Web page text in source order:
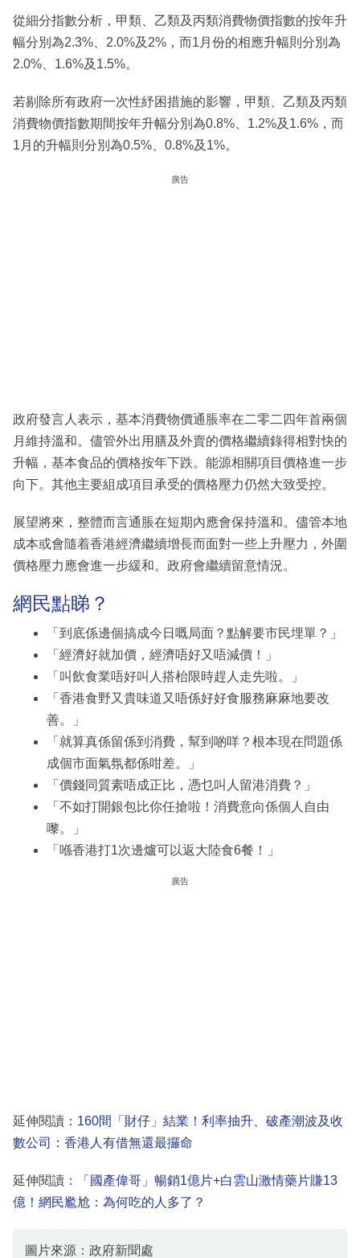
從細分指數分析，甲類、乙類及丙類消費物價指數的按年升
幅分別為2.3%、2.0%及2%，而1月份的相應升幅則分別為
2.0%、1.6%及1.5%。
若剔除所有政府一次性紓困措施的影響，甲類、乙類及丙類
消費物價指數期間按年升幅分別為0.8%、1.2%及1.6%，而
1月的升幅則分別為0.5%、0.8%及1%。
廣告
政府發言人表示，基本消費物價通脹率在二零二四年首兩個
月維持溫和。儘管外出用膳及外賣的價格繼續錄得相對快的
升幅，基本食品的價格按年下跌。能源相關項目價格進一步
向下。其他主要組成項目承受的價格壓力仍然大致受控。
展望將來，整體而言通脹在短期內應會保持溫和。儘管本地
成本或會隨着香港經濟繼續增長而面對一些上升壓力，外圍
價格壓力應會進一步緩和。政府會繼續留意情況。
網民點睇？
「到底係邊個搞成今日嘅局面？點解要市民埋單？」
「經濟好就加價，經濟唔好又唔減價！」
「叫飲食業唔好叫人搭枱限時趕人走先啦。」
「香港食野又貴味道又唔係好好食服務麻麻地要改
善。」
「就算真係留係到消費，幫到啲咩？根本現在問題係
成個市面氣氛都係咁差。」
「價錢同質素唔成正比，憑乜叫人留港消費？」
「不如打開銀包比你任搶啦！消費意向係個人自由
嚟。」
「喺香港打1次邊爐可以返大陸食6餐！」
廣告
延伸閱讀： 160間「財仔」結業！利率抽升、破產潮波及收
數公司：香港人有借無還最攞命
延伸閱讀：
「國產偉哥」暢銷1億片+白雲山激情藥片賺13
億！網民尷尬：為何吃的人多了？
圖片來源：政府新聞處